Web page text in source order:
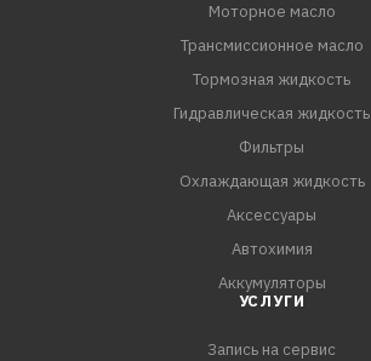
Моторное масло
Трансмиссионное масло
Тормозная жидкость
Гидравлическая жидкость
Фильтры
Охлаждающая жидкость
Аксессуары
Автохимия
Аккумуляторы
УСЛУГИ
Запись на сервис